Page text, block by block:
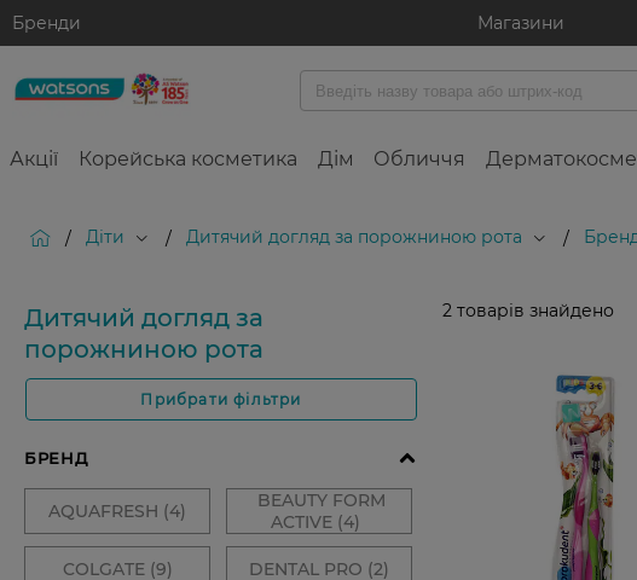
Бренди Магазини
Акції Корейська косметика Дім Обличчя
/ Діти / Дитячий догляд за порожниною рота /
Дитячий догляд за
порожниною рота
Прибрати фільтри
2 товарів знайдено